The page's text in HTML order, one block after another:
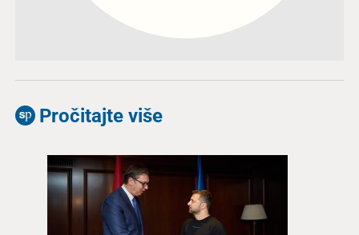
Pročitajte više